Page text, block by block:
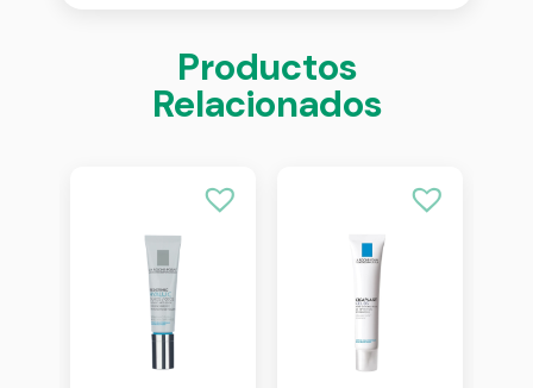
Productos
Relacionados